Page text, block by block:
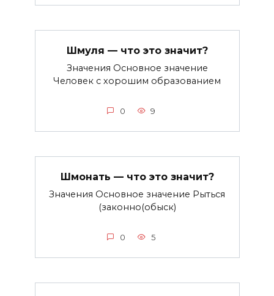
Шмуля — что это значит?
Значения Основное значение
Человек с хорошим образованием
0 9
Шмонать — что это значит?
Значения Основное значение Рыться
(законно(обыск)
0 5